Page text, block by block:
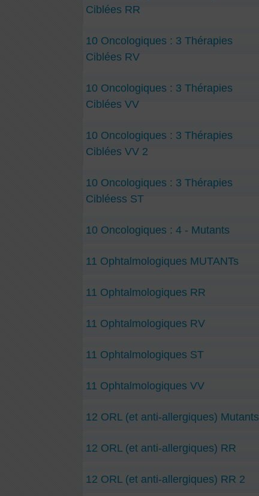
Ciblées RR
10 Oncologiques : 3 Thérapies
Ciblées RV
10 Oncologiques : 3 Thérapies
Ciblées VV
10 Oncologiques : 3 Thérapies
Ciblées VV 2
10 Oncologiques : 3 Thérapies
Cibléess ST
10 Oncologiques : 4 - Mutants
11 Ophtalmologiques MUTANTs
11 Ophtalmologiques RR
11 Ophtalmologiques RV
11 Ophtalmologiques ST
11 Ophtalmologiques VV
12 ORL (et anti-allergiques) Mutants
12 ORL (et anti-allergiques) RR
12 ORL (et anti-allergiques) RR 2